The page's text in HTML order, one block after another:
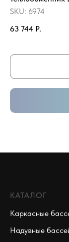
SKU: 6974
63 744 Р.
КАТАЛОГ
Каркасные
Надувные